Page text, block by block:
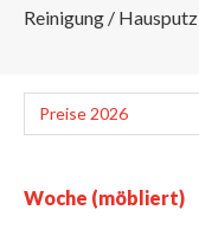
Reinigung / Hausputz
Woche (möbliert)